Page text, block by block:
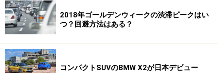
2018年ゴールデンウィークの渋滞ピークはい
つ？回避方法はある？
コンパクトSUVのBMW X2が日本デビュー